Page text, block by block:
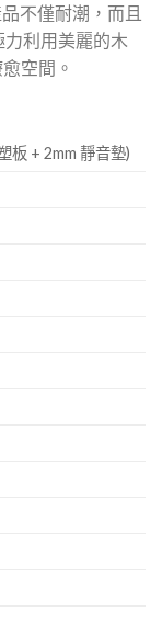
不僅耐潮，而且
利用美麗的木
空間。
板 + 2mm 靜音墊)